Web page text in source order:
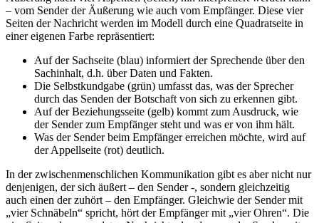
– vom Sender der Äußerung wie auch vom Empfänger. Diese vier
Seiten der Nachricht werden im Modell durch eine Quadratseite in
einer eigenen Farbe repräsentiert:
Auf der Sachseite (blau) informiert der Sprechende über den
Sachinhalt, d.h. über Daten und Fakten.
Die Selbstkundgabe (grün) umfasst das, was der Sprecher
durch das Senden der Botschaft von sich zu erkennen gibt.
Auf der Beziehungsseite (gelb) kommt zum Ausdruck, wie
der Sender zum Empfänger steht und was er von ihm hält.
Was der Sender beim Empfänger erreichen möchte, wird auf
der Appellseite (rot) deutlich.
In der zwischenmenschlichen Kommunikation gibt es aber nicht nur
denjenigen, der sich äußert – den Sender -, sondern gleichzeitig
auch einen der zuhört – den Empfänger. Gleichwie der Sender mit
„vier Schnäbeln“ spricht, hört der Empfänger mit „vier Ohren“. Die